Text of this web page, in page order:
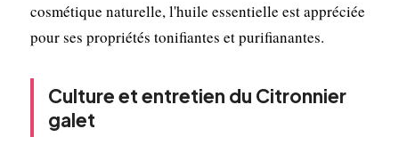
cosmétique naturelle, l'huile essentielle est appréciée
pour ses propriétés tonifiantes et purifianantes.
Culture et entretien du Citronnier
galet